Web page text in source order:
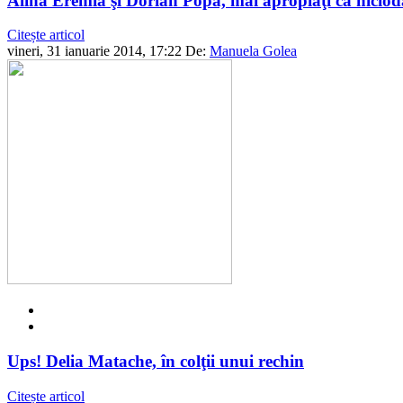
Citește articol
vineri, 31 ianuarie 2014, 17:22 De: Manuela Golea
Ups! Delia Matache, în colţii unui rechin
Citește articol